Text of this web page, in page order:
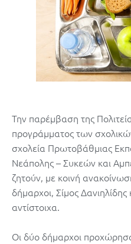
Την παρέμβαση της
προγράμματος των
σχολεία Πρωτοβάθμιας
Νεάπολης – Συκεών και
ζητούν, με κοινή
δήμαρχοι, Σίμος
αντίστοιχα.
Οι δύο δήμαρχοι